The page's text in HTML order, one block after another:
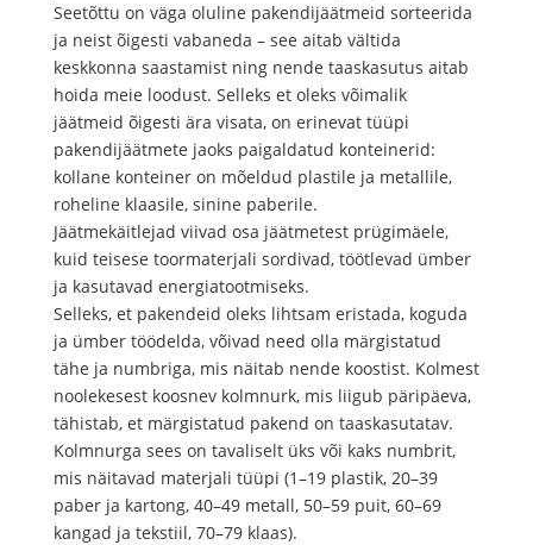
Seetõttu on väga oluline pakendijäätmeid sorteerida
ja neist õigesti vabaneda – see aitab vältida
keskkonna saastamist ning nende taaskasutus aitab
hoida meie loodust. Selleks et oleks võimalik
jäätmeid õigesti ära visata, on erinevat tüüpi
pakendijäätmete jaoks paigaldatud konteinerid:
kollane konteiner on mõeldud plastile ja metallile,
roheline klaasile, sinine paberile.
Jäätmekäitlejad viivad osa jäätmetest prügimäele,
kuid teisese toormaterjali sordivad, töötlevad ümber
ja kasutavad energiatootmiseks.
Selleks, et pakendeid oleks lihtsam eristada, koguda
ja ümber töödelda, võivad need olla märgistatud
tähe ja numbriga, mis näitab nende koostist. Kolmest
noolekesest koosnev kolmnurk, mis liigub päripäeva,
tähistab, et märgistatud pakend on taaskasutatav.
Kolmnurga sees on tavaliselt üks või kaks numbrit,
mis näitavad materjali tüüpi (1–19 plastik, 20–39
paber ja kartong, 40–49 metall, 50–59 puit, 60–69
kangad ja tekstiil, 70–79 klaas).